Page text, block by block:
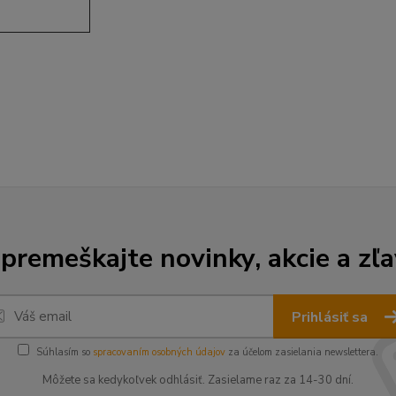
novinky, akcie a
Prihlásiť sa
Súhlasím so spracovaním osobných údajov za účelom zasielania newslettera.
Môžete sa kedykoľvek odhlásiť. Zasielame raz za 14-30 dní.